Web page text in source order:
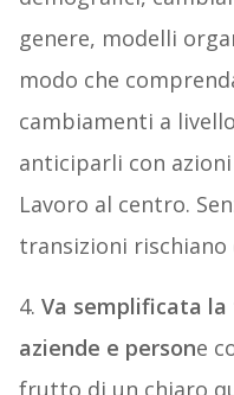
genere, modelli
modo che
cambiamenti a
anticiparli con
Lavoro al centro.
transizioni rischiano
4. Va semplificata
aziende e persone